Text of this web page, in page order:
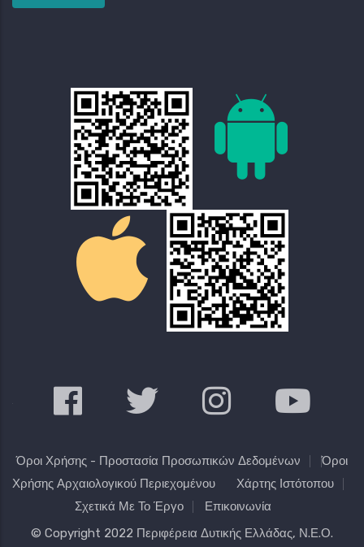
Όροι Χρήσης - Προστασία Προσωπικών Δεδομένων
Όροι
Χρήσης Αρχαιολογικού Περιεχομένου
Χάρτης Ιστότοπου
Σχετικά Με Το Έργο
Επικοινωνία
© Copyright 2022 Περιφέρεια Δυτικής Ελλάδας, Ν.Ε.Ο.